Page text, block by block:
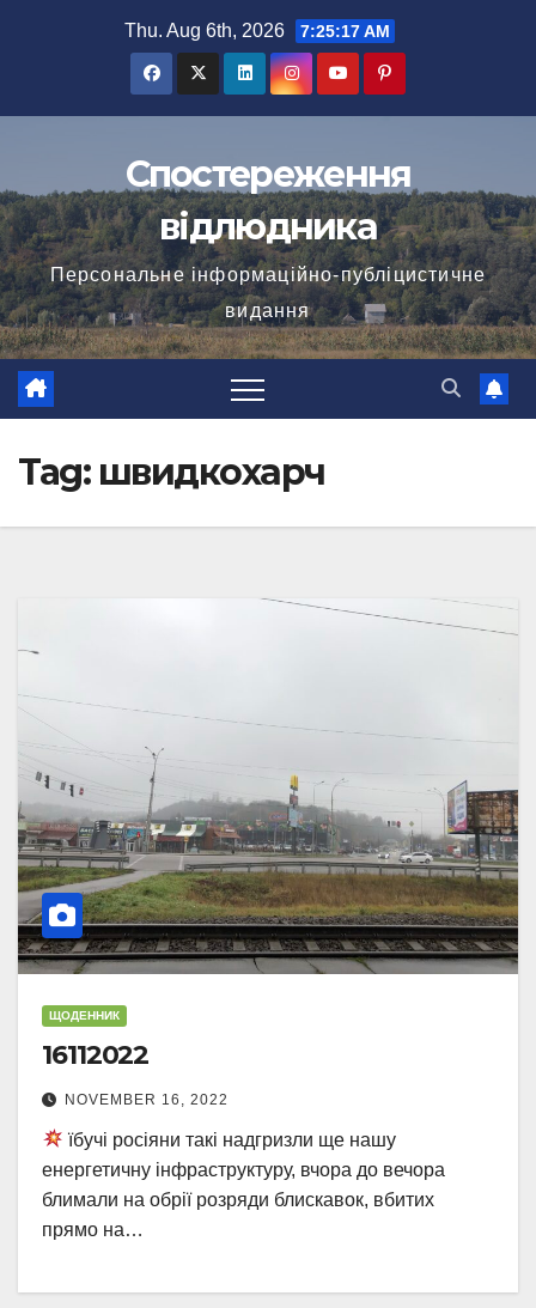
Thu. Aug 6th, 2026 7:25:17 AM
Спостереження
відлюдника
Персональне інформаційно-публіцистичне
видання
Tag: швидкохарч
ЩОДЕННИК
16112022
NOVEMBER 16, 2022
їбучі росіяни такі надгризли ще нашу
енергетичну інфраструктуру, вчора до вечора
блимали на обрії розряди блискавок, вбитих
прямо на…